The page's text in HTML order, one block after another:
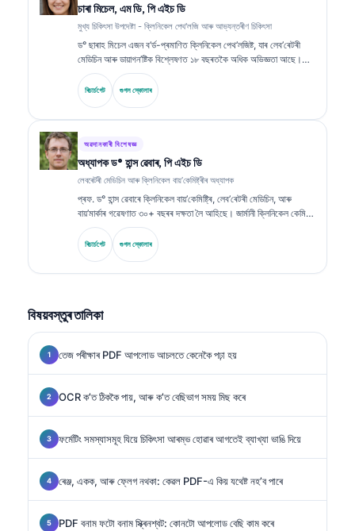
চাৰা মিচেল, এম ডি, পি এইচ ডি
মুখ্য চিকিৎসা উপদেষ্টা - ক্লিনিকেল পেথ'লজি আৰু আভ্যন্তৰীণ চিকিৎসা
ড° ছাৰাহ মিচেল এজন ব’ৰ্ড-প্ৰমাণিত ক্লিনিকেল পেথ’লজিষ্ট, যাৰ লেব’ৰেটৰী
মেডিচিন আৰু ডায়াগন’ষ্টিক বিশ্লেষণত ১৮ বছৰতকৈ অধিক অভিজ্ঞতা আছে।
তেওঁ ক্লিনিকেল কেমিষ্ট্ৰিত বিশেষজ্ঞ প্ৰমাণপত্ৰ ধাৰণ কৰে আৰু ক্লিনিকেল
অনুশীলনত বায়’মাৰ্কাৰ পেনেল আৰু লেব’ৰেটৰী বিশ্লেষণ সম্পৰ্কে বহুতো
বিস্তৃতভাৱে প্ৰকাশ কৰিছে।.
ৰিচাৰ্চগেট গুগল স্কোলাৰ
অৱদানকাৰী বিশেষজ্ঞ
অধ্যাপক ড° হান্স ৱেবাৰ, পি এইচ ডি
লেবৰেটৰী মেডিচিন আৰু ক্লিনিকেল বায়’কেমিষ্ট্ৰীৰ অধ্যাপক
প্ৰফ. ড° হান্স ৱেবাৰে ক্লিনিকেল বায়’কেমিষ্ট্ৰি, লেব’ৰেটৰী মেডিচিন, আৰু
বায়’মাৰ্কাৰ গৱেষণাত ৩০+ বছৰৰ দক্ষতা লৈ আহিছে। জাৰ্মানী ক্লিনিকেল কেমিষ্ট্ৰি
সমাজৰ প্ৰাক্তন সভাপতি হিচাপে তেওঁ ডায়াগন’ষ্টিক পেনেল বিশ্লেষণ, বায়’মাৰ্কাৰ
মানদণ্ডকৰণ, আৰু AI-সহায়িত লেব’ৰেটৰী মেডিচিনত বিশেষজ্ঞ।.
ৰিচাৰ্চগেট গুগল স্কোলাৰ
বিষয়বস্তুৰ তালিকা
তেজ পৰীক্ষাৰ PDF আপলোড আচলতে কেনেকৈ পঢ়া হয়
OCR ক’ত ঠিককৈ পায়, আৰু ক’ত বেছিভাগ সময় মিছ কৰে
ফৰ্মেটিং সমস্যাসমূহ যিয়ে চিকিৎসা আৰম্ভ হোৱাৰ আগতেই ব্যাখ্যা ভাঙি দিয়ে
ৰেঞ্জ, একক, আৰু ফ্লেগ নথকা: কেৱল PDF-এ কিয় যথেষ্ট নহ’ব পাৰে
PDF বনাম ফটো বনাম স্ক্ৰিনশ্বট: কোনটো আপলোড বেছি কাম কৰে